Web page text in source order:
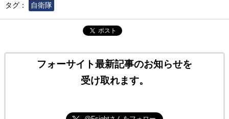
タグ： 自衛隊
ポスト
フォーサイト最新記事のお知らせを
受け取れます。